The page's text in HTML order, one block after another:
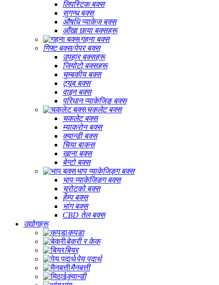
लिपस्टिक बक्स
सुगन्ध बक्स
औषधि प्याकेज बक्स
आँखा छाया बक्सहरू
गहना बक्स
गिफ्ट बक्स/पेपर बक्स
उपहार बक्सहरू
जियोटो बक्सहरू
चुम्बकीय बक्स
ट्यूब बक्स
वाइन बक्स
परिधान प्याकेजिङ बक्स
चकलेट बक्स
चकलेट बक्स
म्याकरोन बक्स
क्यान्डी बक्स
चिया बाकस
खाना बक्स
बेन्टो बक्स
भाप प्याकेजिङ्ग बक्स
भाप प्याकेजिङ्ग बक्स
चुरोटको बक्स
हेम्प बक्स
भांग बक्स
CBD तेल बक्स
उद्योगहरू
कपडा
बेकरी र केक
बियर
पेय पदार्थ
मैनबत्ती
क्यान्डी